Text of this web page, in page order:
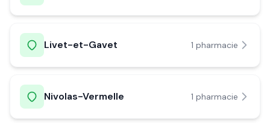
Livet-et-Gavet 1 pharmacie
Nivolas-Vermelle 1 pharmacie